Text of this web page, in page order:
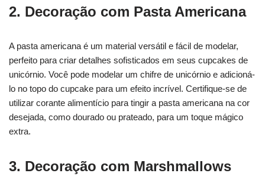
2. Decoração com Pasta Americana
A pasta americana é um material versátil e fácil de modelar,
perfeito para criar detalhes sofisticados em seus cupcakes de
unicórnio. Você pode modelar um chifre de unicórnio e adicioná-
lo no topo do cupcake para um efeito incrível. Certifique-se de
utilizar corante alimentício para tingir a pasta americana na cor
desejada, como dourado ou prateado, para um toque mágico
extra.
3. Decoração com Marshmallows